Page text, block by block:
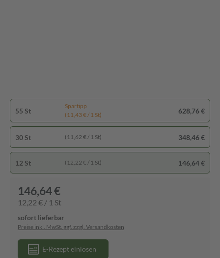
55 St
Spartipp
(11,43 € / 1 St)
628,76 €
30 St (11,62 € / 1 St) 348,46 €
12 St (12,22 € / 1 St) 146,64 €
146,64 €
12,22 € / 1 St
sofort lieferbar
Preise inkl. MwSt. ggf. zzgl. Versandkosten
E-Rezept einlösen